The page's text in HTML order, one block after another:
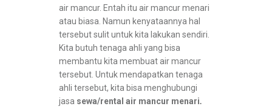
air mancur. Entah itu air mancur menari
atau biasa. Namun kenyataannya hal
tersebut sulit untuk kita lakukan sendiri.
Kita butuh tenaga ahli yang bisa
membantu kita membuat air mancur
tersebut. Untuk mendapatkan tenaga
ahli tersebut, kita bisa menghubungi
jasa sewa/rental air mancur menari.